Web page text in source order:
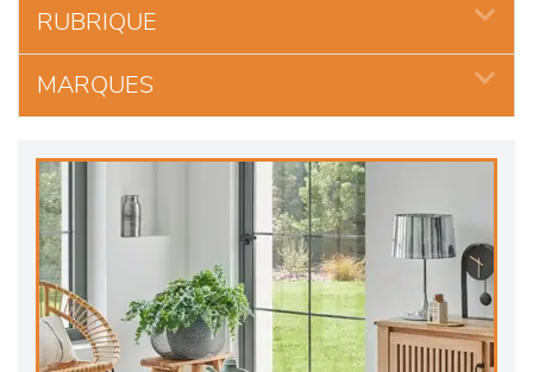
décoration
RUBRIQUE
MARQUES